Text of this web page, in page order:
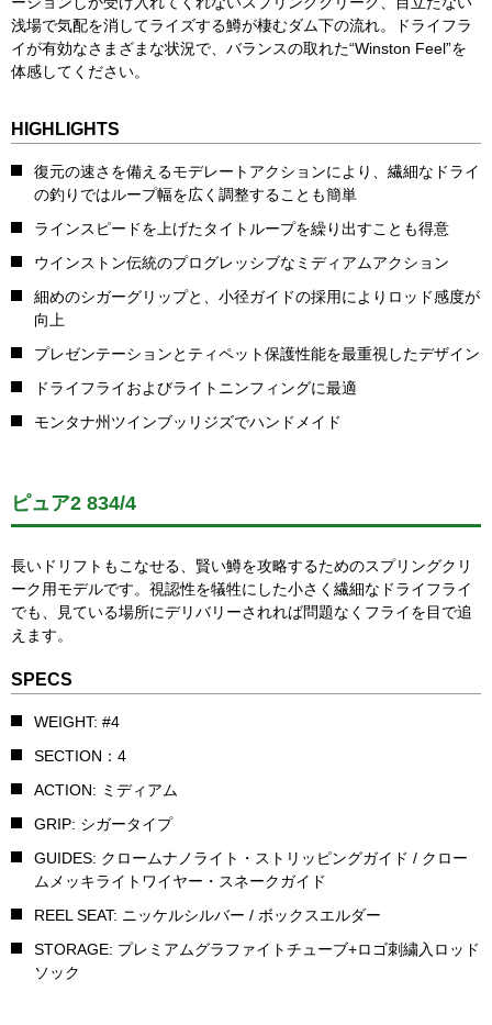
浅場で気配を消してライズする鱒が棲むダム下の流れ。ドライフラ
イが有効なさまざまな状況で、バランスの取れた“Winston Feel”を
体感してください。
HIGHLIGHTS
復元の速さを備えるモデレートアクションにより、繊細なドライ
の釣りではループ幅を広く調整することも簡単
ラインスピードを上げたタイトループを繰り出すことも得意
ウインストン伝統のプログレッシブなミディアムアクション
細めのシガーグリップと、小径ガイドの採用によりロッド感度が
向上
プレゼンテーションとティペット保護性能を最重視したデザイン
ドライフライおよびライトニンフィングに最適
モンタナ州ツインブッリジズでハンドメイド
ピュア2 834/4
長いドリフトもこなせる、賢い鱒を攻略するためのスプリングクリ
ーク用モデルです。視認性を犠牲にした小さく繊細なドライフライ
でも、見ている場所にデリバリーされれば問題なくフライを目で追
えます。
SPECS
WEIGHT: #4
SECTION：4
ACTION: ミディアム
GRIP: シガータイプ
GUIDES: クロームナノライト・ストリッピングガイド / クロー
ムメッキライトワイヤー・スネークガイド
REEL SEAT: ニッケルシルバー / ボックスエルダー
STORAGE: プレミアムグラファイトチューブ+ロゴ刺繍入ロッド
ソック